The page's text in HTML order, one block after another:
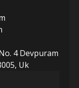
4 Devpuram
Uk